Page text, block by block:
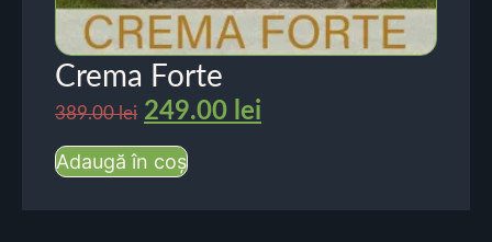
Crema Forte
389.00lei 249.00 lei
Adaugă în coș